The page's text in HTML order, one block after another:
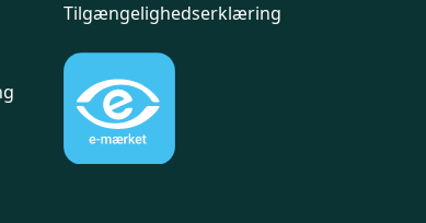
Tilgængelighedserklæring